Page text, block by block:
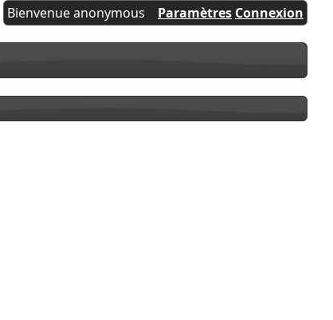
Bienvenue anonymous Paramètres Connexion